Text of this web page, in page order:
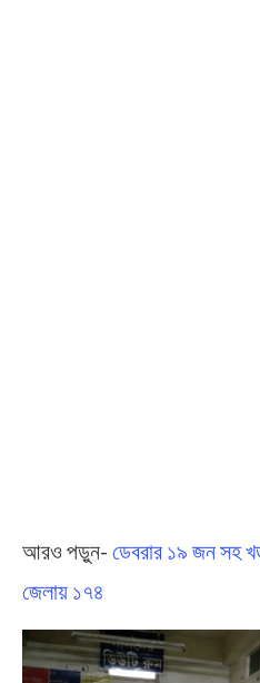
আরও পড়ুন- ডেবরার ১৯ জন সহ
জেলায় ১৭৪